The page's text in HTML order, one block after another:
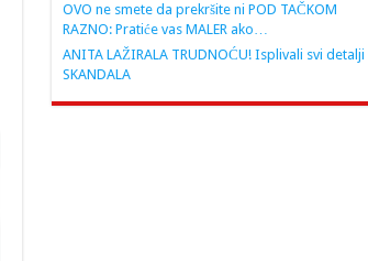
OVO ne smete da prekršite ni POD TAČKOM
RAZNO: Pratiće vas MALER ako…
ANITA LAŽIRALA TRUDNOĆU! Isplivali svi detalji
SKANDALA